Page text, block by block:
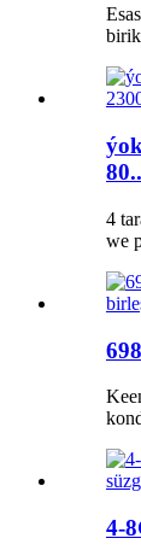
4
we
4-